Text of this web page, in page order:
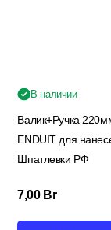
В наличии
Валик+Ручка 220мм
ENDUIT для
Шпатлевки РФ
7,00 Br